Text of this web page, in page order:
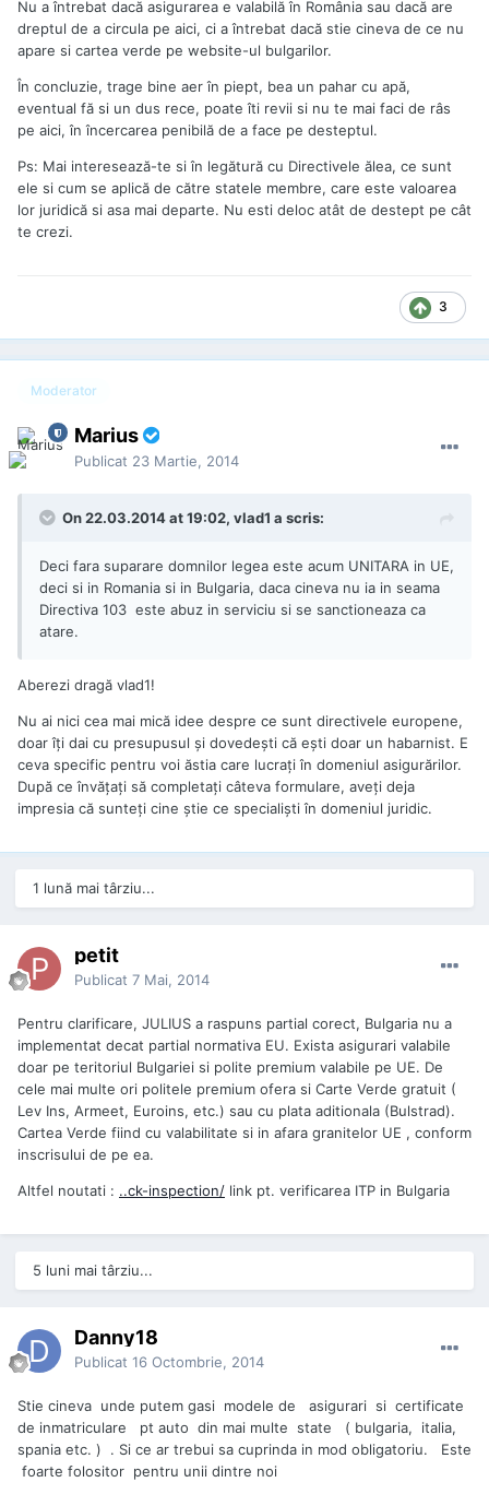
Nu a întrebat dacă asigurarea e valabilă în România sau dacă are
dreptul de a circula pe aici, ci a întrebat dacă stie cineva de ce nu
apare si cartea verde pe website-ul bulgarilor.
În concluzie, trage bine aer în piept, bea un pahar cu apă,
eventual fă si un dus rece, poate îti revii si nu te mai faci de râs
pe aici, în încercarea penibilă de a face pe desteptul.
Ps: Mai interesează-te si în legătură cu Directivele ălea, ce sunt
ele si cum se aplică de către statele membre, care este valoarea
lor juridică si asa mai departe. Nu esti deloc atât de destept pe cât
te crezi.
3
Moderator
Marius
Publicat 23 Martie, 2014
On 22.03.2014 at 19:02, vlad1 a scris:
Deci fara suparare domnilor legea este acum UNITARA in UE,
deci si in Romania si in Bulgaria, daca cineva nu ia in seama
Directiva 103 este abuz in serviciu si se sanctioneaza ca
atare.
Aberezi dragă vlad1!
Nu ai nici cea mai mică idee despre ce sunt directivele europene,
doar îți dai cu presupusul și dovedești că ești doar un habarnist. E
ceva specific pentru voi ăstia care lucrați în domeniul asigurărilor.
După ce învățați să completați câteva formulare, aveți deja
impresia că sunteți cine știe ce specialiști în domeniul juridic.
1 lună mai târziu...
petit
Publicat 7 Mai, 2014
Pentru clarificare, JULIUS a raspuns partial corect, Bulgaria nu a
implementat decat partial normativa EU. Exista asigurari valabile
doar pe teritoriul Bulgariei si polite premium valabile pe UE. De
cele mai multe ori politele premium ofera si Carte Verde gratuit (
Lev Ins, Armeet, Euroins, etc.) sau cu plata aditionala (Bulstrad).
Cartea Verde fiind cu valabilitate si in afara granitelor UE , conform
inscrisului de pe ea.
Altfel noutati : ..ck-inspection/ link pt. verificarea ITP in Bulgaria
5 luni mai târziu...
Danny18
Publicat 16 Octombrie, 2014
Stie cineva unde putem gasi modele de asigurari si certificate
de inmatriculare pt auto din mai multe state ( bulgaria, italia,
spania etc. ) . Si ce ar trebui sa cuprinda in mod obligatoriu. Este
foarte folositor pentru unii dintre noi